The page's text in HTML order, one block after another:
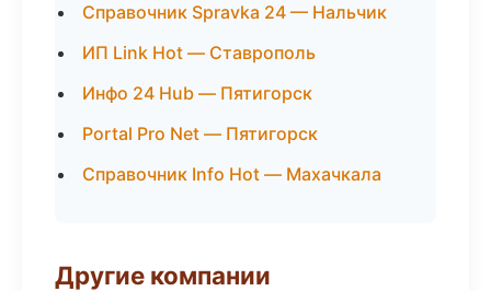
Справочник Spravka 24 — Нальчик
ИП Link Hot — Ставрополь
Инфо 24 Hub — Пятигорск
Portal Pro Net — Пятигорск
Справочник Info Hot — Махачкала
Другие компании